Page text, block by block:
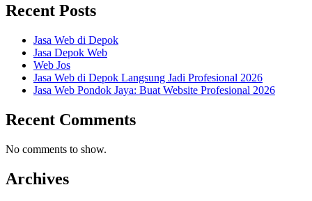
Recent Posts
Jasa Web di Depok
Jasa Depok Web
Web Jos
Jasa Web di Depok Langsung Jadi Profesional 2026
Jasa Web Pondok Jaya: Buat Website Profesional 2026
Recent Comments
No comments to show.
Archives